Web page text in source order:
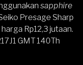
sapphire
Presage Sharp
Rp12,3 jutaan.
GMT 140Th